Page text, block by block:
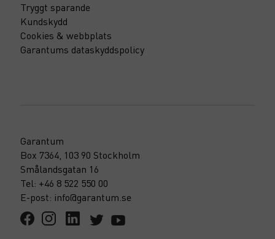
Tryggt sparande
Kundskydd
Cookies & webbplats
Garantums dataskyddspolicy
Garantum
Box 7364, 103 90 Stockholm
Smålandsgatan 16
Tel: +46 8 522 550 00
E-post: info@garantum.se